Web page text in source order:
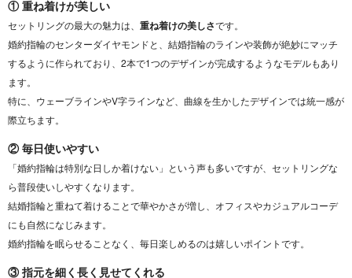
① 重ね着けが美しい
セットリングの最大の魅力は、 重ね着けの美しさです。
婚約指輪のセンターダイヤモンドと、結婚指輪のラインや装飾が絶妙にマッチ
するように作られており、2本で1つのデザインが完成するようなモデルもあり
ます。
特に、ウェーブラインやV字ラインなど、曲線を生かしたデザインでは統一感が
際立ちます。
② 毎日使いやすい
「婚約指輪は特別な日しか着けない」という声も多いですが、セットリングな
ら普段使いしやすくなります。
結婚指輪と重ねて着けることで華やかさが増し、オフィスやカジュアルコーデ
にも自然になじみます。
婚約指輪を眠らせることなく、毎日楽しめるのは嬉しいポイントです。
③ 指元を細く長く見せてくれる